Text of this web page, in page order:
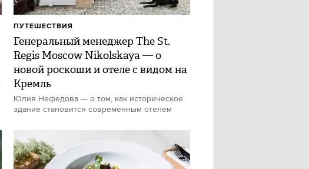
Генеральный менеджер The St.
Regis Moscow Nikolskaya — о
новой роскоши и отеле с видом на
Кремль
Юлия Нефедова — о том, как историческое
здание становится современным отелем
ПУТЕШЕСТВИЯ